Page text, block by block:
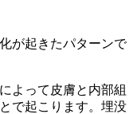
が起きたパターンで
よって皮膚と内部組
で起こります。埋没